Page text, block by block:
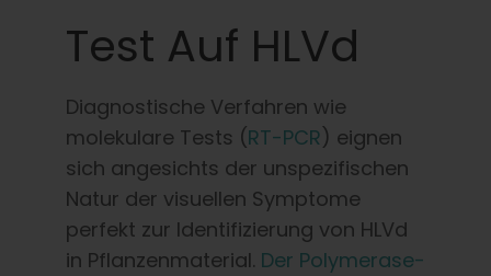
Test Auf HLVd
Diagnostische Verfahren wie
molekulare Tests (RT-PCR) eignen
sich angesichts der unspezifischen
Natur der visuellen Symptome
perfekt zur Identifizierung von HLVd
in Pflanzenmaterial. Der Polymerase-